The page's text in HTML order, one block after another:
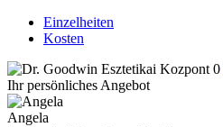
Einzelheiten
Kosten
Ihr persönliches Angebot
Angela